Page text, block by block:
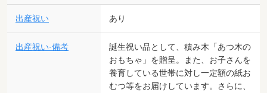
出産祝い あり
出産祝い-備考
誕生祝い品として、積み木「あつ木の
おもちゃ」を贈呈。また、お子さんを
養育している世帯に対し一定額の紙お
むつ等をお届けしています。さらに、